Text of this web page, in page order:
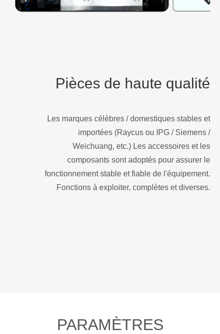
Pièces de haute qualité
Les marques célèbres / domestiques stables et
importées (Raycus ou IPG / Siemens /
Weichuang, etc.) Les accessoires et les
composants sont adoptés pour assurer le
fonctionnement stable et fiable de l'équipement.
Fonctions à exploiter, complètes et diverses.
PARAMÈTRES